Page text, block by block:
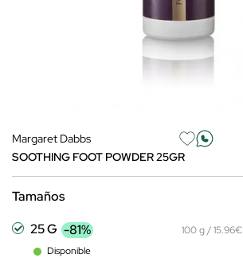
Margaret Dabbs
SOOTHING FOOT POWDER 25GR
Tamaños
25 G -81%
Disponible
100 g / 15.96€